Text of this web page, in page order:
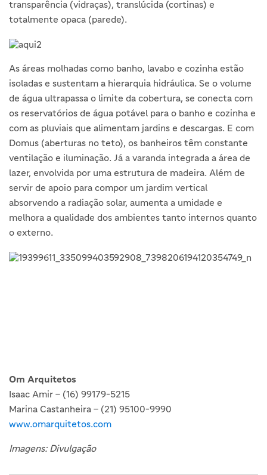
transparência (vidraças), translúcida (cortinas) e
totalmente opaca (parede).
As áreas molhadas como banho, lavabo e cozinha estão
isoladas e sustentam a hierarquia hidráulica. Se o volume
de água ultrapassa o limite da cobertura, se conecta com
os reservatórios de água potável para o banho e cozinha e
com as pluviais que alimentam jardins e descargas. E com
Domus (aberturas no teto), os banheiros têm constante
ventilação e iluminação. Já a varanda integrada a área de
lazer, envolvida por uma estrutura de madeira. Além de
servir de apoio para compor um jardim vertical
absorvendo a radiação solar, aumenta a umidade e
melhora a qualidade dos ambientes tanto internos quanto
o externo.
Om Arquitetos
Isaac Amir – (16) 99179-5215
Marina Castanheira – (21) 95100-9990
www.omarquitetos.com
Imagens: Divulgação